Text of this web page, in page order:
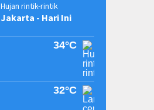
Hujan rintik-rintik
Jakarta - Hari Ini
34°C
32°C